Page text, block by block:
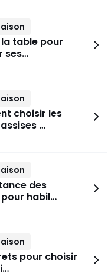
la table pour
ses…
choisir les
…
des
habil…
pour choisir